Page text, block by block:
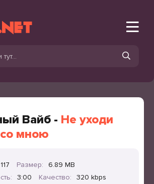
Вайб - Не уходи
мною
117 Размер:
6.89 MB
3:00 Качество:
320 kbps